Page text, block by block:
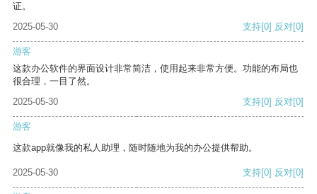
证。
2025-05-30
支持[0] 反对[0]
游客
这款办公软件的界面设计非常简洁，使用起来非常方便。功能的布局也
很合理，一目了然。
2025-05-30
支持[0] 反对[0]
游客
这款app就像我的私人助理，随时随地为我的办公提供帮助。
2025-05-30 支持[0] 反对[0]